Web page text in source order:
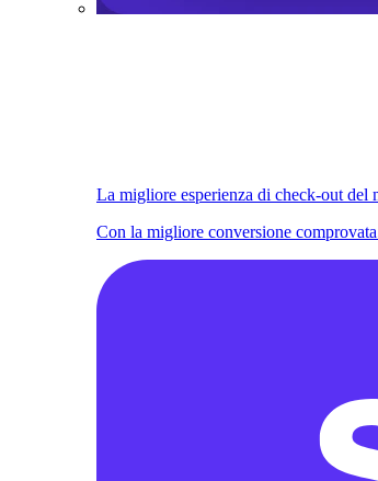
La migliore esperienza di check-out del
Con la migliore conversione